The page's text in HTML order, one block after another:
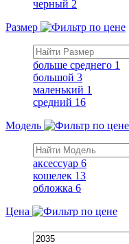
черный 2
Размер
больше среднего 1
большой 3
маленький 1
средний 16
Модель
аксессуар 6
кошелек 13
обложка 6
Цена